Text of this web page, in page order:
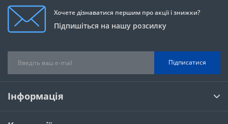
Хочете дізнаватися першим про акції і знижки?
Підпишіться на нашу розсилку
Підписатися
Інформація